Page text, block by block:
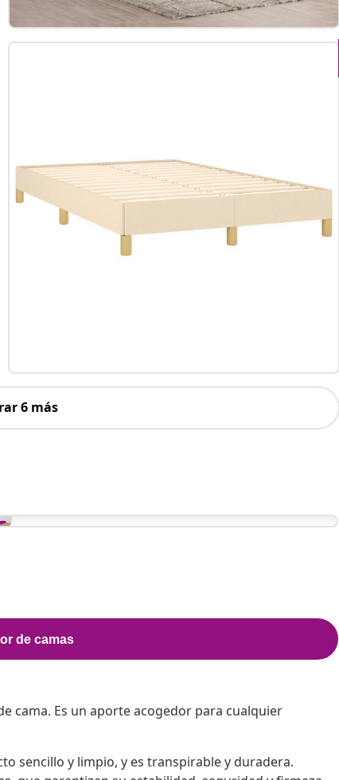
6 más
cama. Es un aporte acogedor para cualquier
sencillo y limpio, y es transpirable y duradera.